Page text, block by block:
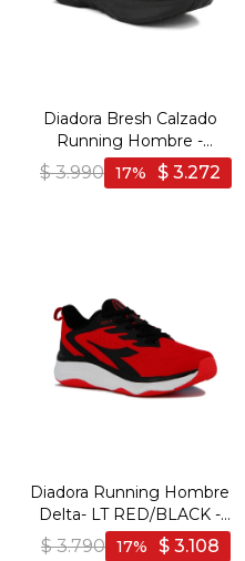
Diadora Bresh Calzado
Running Hombre -
NEGRO/NEGRO - Negro-
Negro
$ 3.990 $ 3.272
17
Diadora Running Hombre
Delta- LT RED/BLACK -
Rojo-Negro
$ 3.790 $ 3.108
17